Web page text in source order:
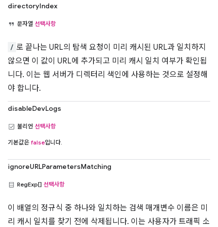
directoryIndex
문자열 선택사항
/ 로 끝나는 URL의 탐색 요청이 미리 캐시된 URL과 일치하지
않으면 이 값이 URL에 추가되고 미리 캐시 일치 여부가 확인됩
니다. 이는 웹 서버가 디렉터리 색인에 사용하는 것으로 설정해
야 합니다.
disableDevLogs
불리언 선택사항
기본값은 false입니다.
ignoreURLParametersMatching
RegExp[] 선택사항
이 배열의 정규식 중 하나와 일치하는 검색 매개변수 이름은 미
리 캐시 일치를 찾기 전에 삭제됩니다. 이는 사용자가 트래픽 소